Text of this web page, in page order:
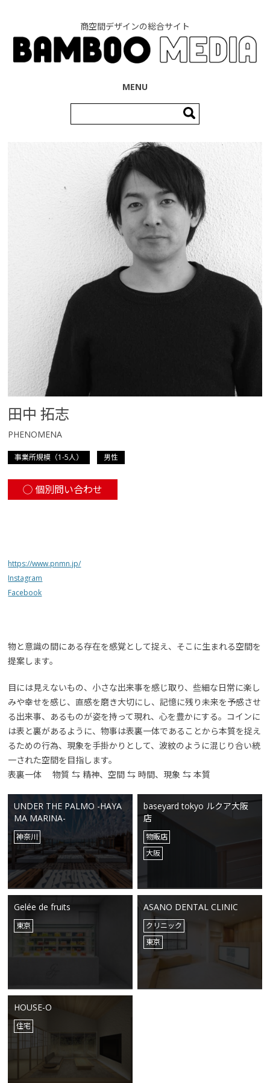
商空間デザインの総合サイト
MENU
索:
田中 拓志
PHENOMENA
事業所規模（1-5人） 男性
個別問い合わせ
https://www.pnmn.jp/
Instagram
Facebook
物と意識の間にある存在を感覚として捉え、そこに生まれる空間を
提案します。
目には見えないもの、小さな出来事を感じ取り、些細な日常に楽し
みや幸せを感じ、直感を磨き大切にし、記憶に残り未来を予感させ
る出来事、あるものが姿を持って現れ、心を豊かにする。コインに
は表と裏があるように、物事は表裏一体であることから本質を捉え
るための行為、現象を手掛かりとして、波紋のように混じり合い統
一された空間を目指します。
表裏一体 物質 ⇆ 精神、空間 ⇆ 時間、現象 ⇆ 本質
UNDER THE PALMO -HAYA
MA MARINA-
神奈川
baseyard tokyo ルクア大阪
店
物販店
大阪
Gelée de fruits
東京
ASANO DENTAL CLINIC
クリニック
東京
HOUSE-O
住宅